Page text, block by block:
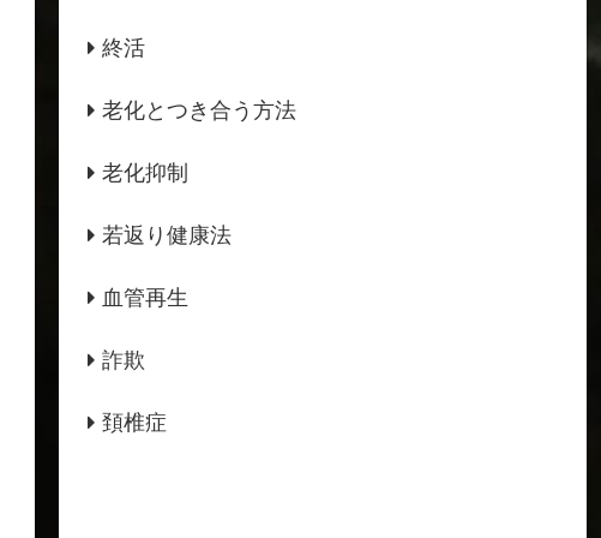
終活
老化とつき合う方法
老化抑制
若返り健康法
血管再生
詐欺
頚椎症